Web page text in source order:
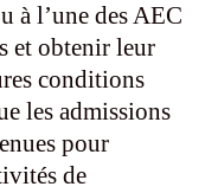
à l’une des AEC
et obtenir leur
conditions
les admissions
pour
de